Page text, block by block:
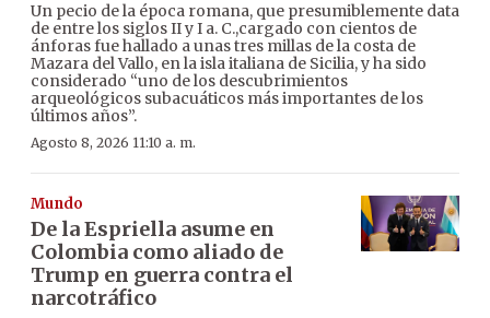
Un pecio de la época romana, que presumiblemente data
de entre los siglos II y I a. C.,cargado con cientos de
ánforas fue hallado a unas tres millas de la costa de
Mazara del Vallo, en la isla italiana de Sicilia, y ha sido
considerado “uno de los descubrimientos
arqueológicos subacuáticos más importantes de los
últimos años”.
Agosto 8, 2026 11:10 a. m.
Mundo
De la Espriella asume en
Colombia como aliado de
Trump en guerra contra el
narcotráfico